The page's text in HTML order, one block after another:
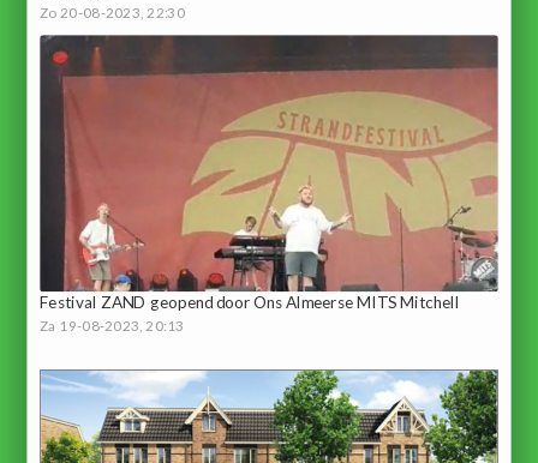
Zo 20-08-2023, 22:30
Festival ZAND geopend door Ons Almeerse MITS Mitchell
Za 19-08-2023, 20:13